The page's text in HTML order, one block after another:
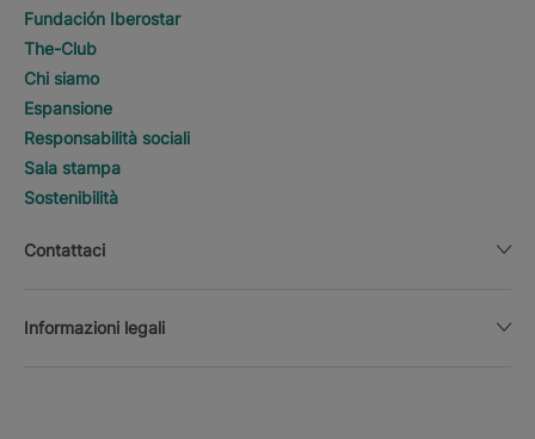
Fundación Iberostar
The-Club
Chi siamo
Espansione
Responsabilità sociali
Sala stampa
Sostenibilità
Contattaci
Informazioni legali